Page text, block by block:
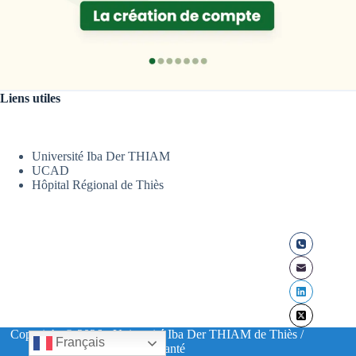
Liens utiles
Université Iba Der THIAM
UCAD
Hôpital Régional de Thiès
Copyright © 2026 - Université Iba Der THIAM de Thiès /
UFR Santé
Français